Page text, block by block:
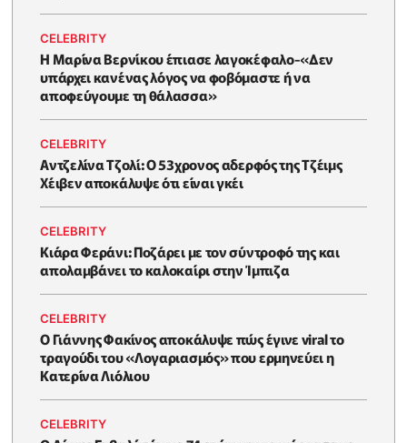
CELEBRITY
Η Μαρίνα Βερνίκου έπιασε λαγοκέφαλο-«Δεν
υπάρχει κανένας λόγος να φοβόμαστε ή να
αποφεύγουμε τη θάλασσα»
CELEBRITY
Αντζελίνα Τζολί: Ο 53χρονος αδερφός της Τζέιμς
Χέιβεν αποκάλυψε ότι είναι γκέι
CELEBRITY
Κιάρα Φεράνι: Ποζάρει με τον σύντροφό της και
απολαμβάνει το καλοκαίρι στην Ίμπιζα
CELEBRITY
Ο Γιάννης Φακίνος αποκάλυψε πώς έγινε viral το
τραγούδι του «Λογαριασμός» που ερμηνεύει η
Κατερίνα Λιόλιου
CELEBRITY